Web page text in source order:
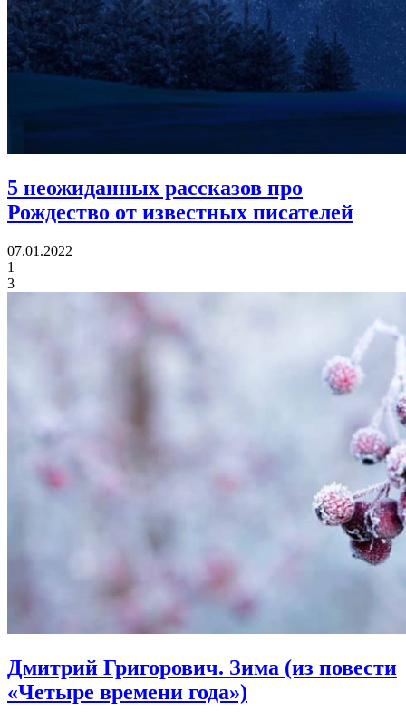
5 неожиданных рассказов про
Рождество от известных писателей
07.01.2022
1
3
Дмитрий Григорович. Зима (из повести
«Четыре времени года»)